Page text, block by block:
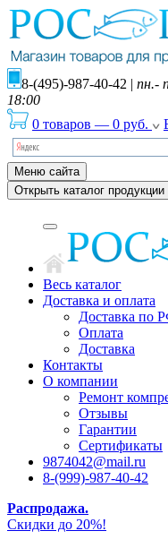
8-(495)-987-40-42 | пн.-
18:00
0 товаров — 0 руб.
Меню сайта
Открыть каталог продукции
Весь каталог
Доставка и оплата
Доставка по
Оплата
Доставка
Контакты
О компании
Ремонт
Отзывы
Гарантии
Сертификаты
9874042@mail.ru
8-(999)-987-40-42
Распродажа.
Скидки до 20%!